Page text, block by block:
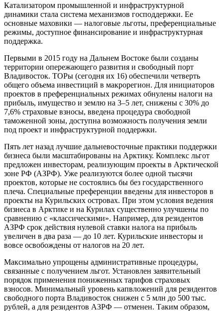
Катализатором промышленной и инфраструктурной
динамики стала система механизмов господдержки. Ее
основные маховики — налоговые льготы, преференциальные
режимы, доступное финансирование и инфраструктурная
поддержка.
Первыми в 2015 году на Дальнем Востоке были созданы
территории опережающего развития и свободный порт
Владивосток. ТОРы (сегодня их 16) обеспечили четверть
общего объема инвестиций в макрорегион. Для инициаторов
проектов в преференциальных режимах обнулены налоги на
прибыль, имущество и землю на 3–5 лет, снижены с 30% до
7,6% страховые взносы, введена процедура свободной
таможенной зоны, доступна возможность получения земли
под проект и инфраструктурной поддержки.
Пять лет назад лучшие дальневосточные практики поддержки
бизнеса были масштабированы на Арктику. Комплекс льгот
предложен инвесторам, реализующим проекты в Арктической
зоне РФ (АЗРФ). Уже реализуются более одной тысячи
проектов, которые не состоялись бы без государственного
плеча. Специальные преференции введены для инвесторов в
проекты на Курильских островах. При этом условия ведения
бизнеса в Арктике и на Курилах существенно улучшены по
сравнению с «классическими». Например, для резидентов
АЗРФ срок действия нулевой ставки налога на прибыль
увеличен в два раза — до 10 лет. Курильские инвесторы и
вовсе освобождены от налогов на 20 лет.
Максимально упрощены административные процедуры,
связанные с получением льгот. Установлен заявительный
порядок применения пониженных тарифов страховых
взносов. Минимальный уровень капвложений для резидентов
свободного порта Владивосток снижен с 5 млн до 500 тыс.
рублей, а для резидентов АЗРФ — отменен. Таким образом,